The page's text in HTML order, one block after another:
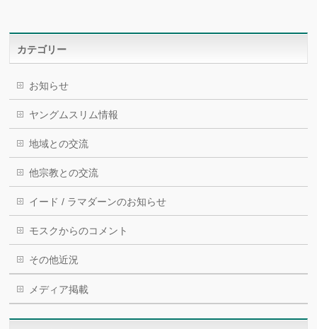
カテゴリー
お知らせ
ヤングムスリム情報
地域との交流
他宗教との交流
イード / ラマダーンのお知らせ
モスクからのコメント
その他近況
メディア掲載